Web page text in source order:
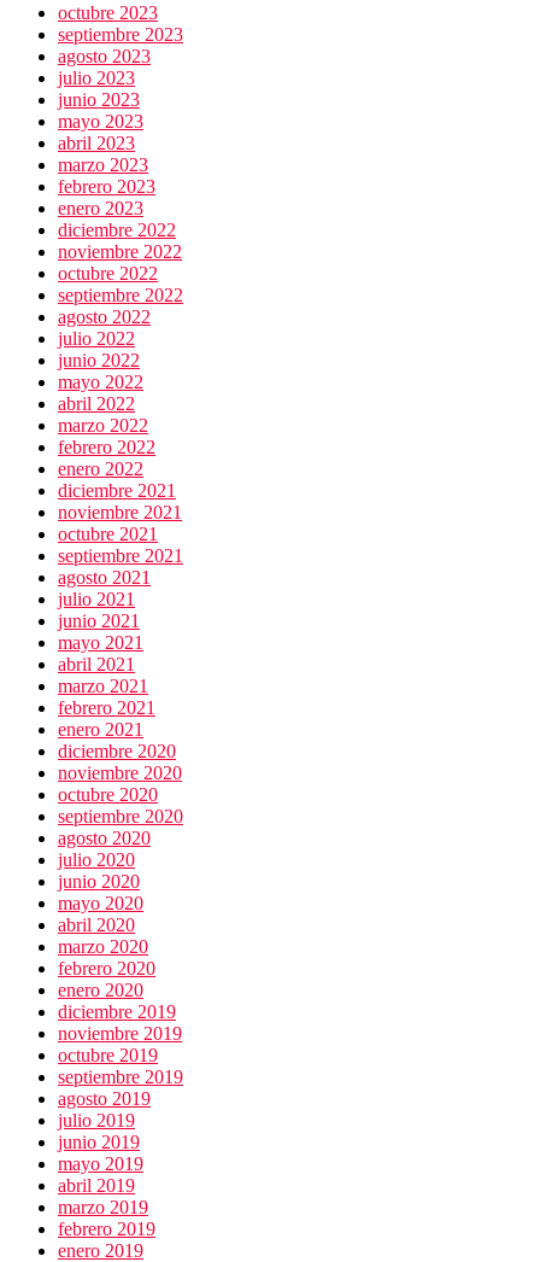
octubre 2023
septiembre 2023
agosto 2023
julio 2023
junio 2023
mayo 2023
abril 2023
marzo 2023
febrero 2023
enero 2023
diciembre 2022
noviembre 2022
octubre 2022
septiembre 2022
agosto 2022
julio 2022
junio 2022
mayo 2022
abril 2022
marzo 2022
febrero 2022
enero 2022
diciembre 2021
noviembre 2021
octubre 2021
septiembre 2021
agosto 2021
julio 2021
junio 2021
mayo 2021
abril 2021
marzo 2021
febrero 2021
enero 2021
diciembre 2020
noviembre 2020
octubre 2020
septiembre 2020
agosto 2020
julio 2020
junio 2020
mayo 2020
abril 2020
marzo 2020
febrero 2020
enero 2020
diciembre 2019
noviembre 2019
octubre 2019
septiembre 2019
agosto 2019
julio 2019
junio 2019
mayo 2019
abril 2019
marzo 2019
febrero 2019
enero 2019